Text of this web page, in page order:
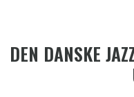
DEN DANSKE